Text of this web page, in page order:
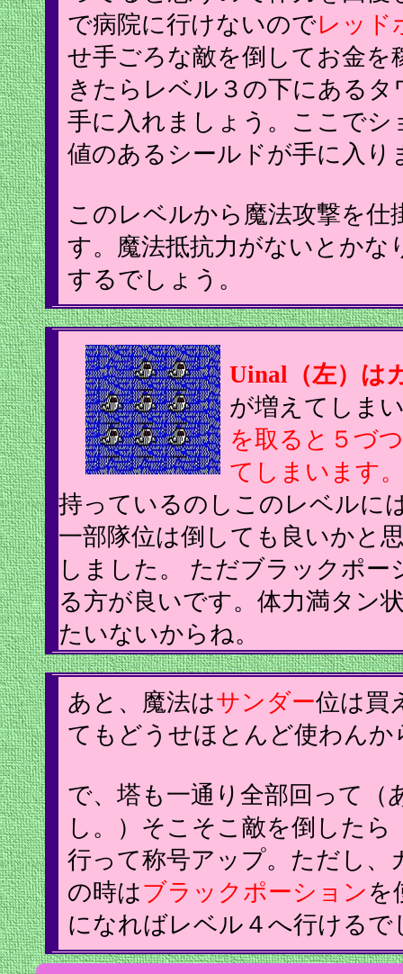
で病院に行けないのでレッド
せ手ごろな敵を倒してお金
きたらレベル３の下にあるタ
手に入れましょう。ここで
値のあるシールドが手に入り
このレベルから魔法攻撃を
す。魔法抵抗力がないとかな
するでしょう。
Uinal（左）は
が増えてしま
を取ると５づ
てしまいます
持っているのしこのレベルに
一部隊位は倒しても良いかと
しました。 ただブラックポ
る方が良いです。体力満タン
たいないからね。
あと、魔法はサンダー位は買
てもどうせほとんど使わんか
で、塔も一通り全部回って（
し。）そこそこ敵を倒した
行って称号アップ。ただし
の時はブラックポーション を
になればレベル４へ行けるで